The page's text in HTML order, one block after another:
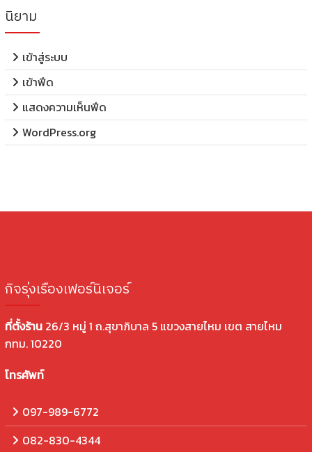
นิยาม
เข้าสู่ระบบ
เข้าฟีด
แสดงความเห็นฟีด
WordPress.org
กิจรุ่งเรืองเฟอร์นิเจอร์
ที่ตั้งร้าน26/3 หมู่ 1 ถ.สุขาภิบาล 5 แขวงสายไหม เขต สายไหม
กทม. 10220
โทรศัพท์
097-989-6772
082-830-4344